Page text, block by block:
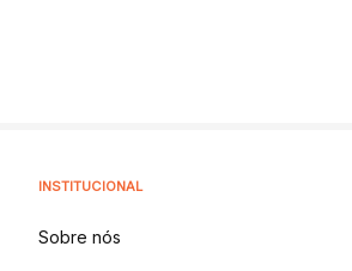
INSTITUCIONAL
Sobre nós